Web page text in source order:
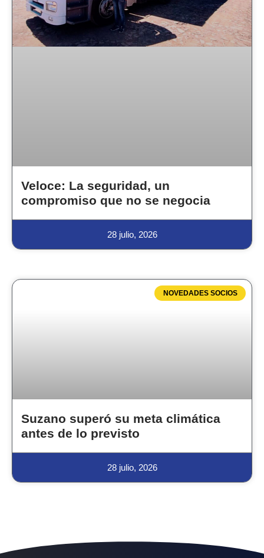
Veloce: La seguridad, un
compromiso que no se negocia
28 julio, 2026
NOVEDADES SOCIOS
Suzano superó su meta climática
antes de lo previsto
28 julio, 2026